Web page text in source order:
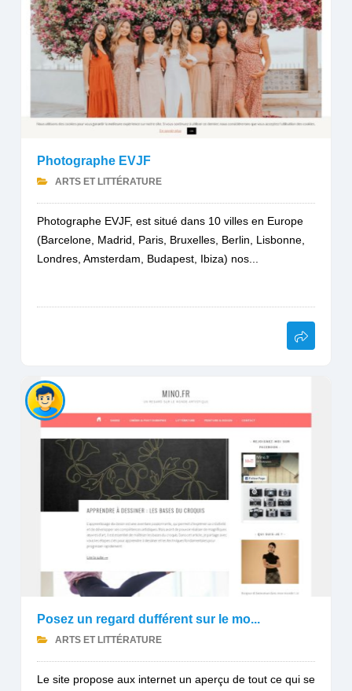
Photographe EVJF
ARTS ET LITTÉRATURE
Photographe EVJF, est situé dans 10 villes en Europe
(Barcelone, Madrid, Paris, Bruxelles, Berlin, Lisbonne,
Londres, Amsterdam, Budapest, Ibiza) nos...
Posez un regard dufférent sur le mo...
ARTS ET LITTÉRATURE
Le site propose aux internet un aperçu de tout ce qui se